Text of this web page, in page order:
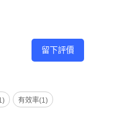
留下評價
有效率(1)